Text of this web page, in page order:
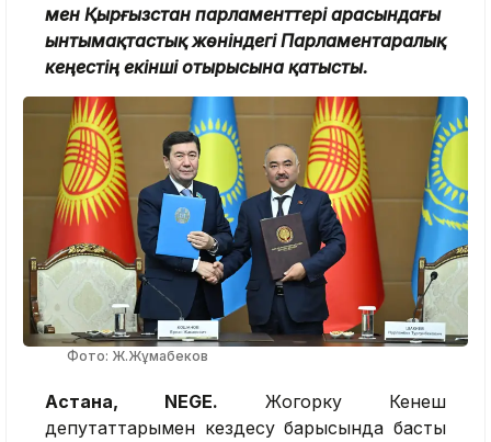
мен Қырғызстан парламенттері арасындағы
ынтымақтастық жөніндегі Парламентаралық
кеңестің екінші отырысына қатысты.
Фото: Ж.Жұмабеков
Астана, NEGE. Жогорку Кенеш
депутаттарымен кездесу барысында басты